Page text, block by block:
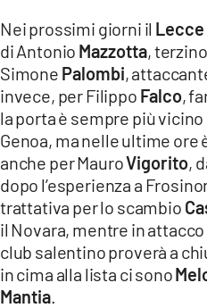
Nei prossimi giorni il Lecce
di Antonio Mazzotta,
Simone Palombi,
invece, per Filippo Falco,
la porta è sempre più
Genoa, ma nelle ultime
anche per MauroVigorito,
dopo l’esperienza a
trattativa per lo scambio
il Novara, mentre in attacco
club salentino proverà a
in cima alla lista ci sono
Mantia